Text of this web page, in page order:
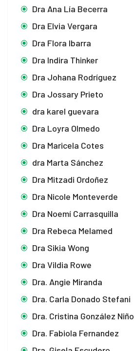
Dra Ana Lía Becerra
Dra Elvia Vergara
Dra Flora Ibarra
Dra Indira Thinker
Dra Johana Rodríguez
Dra Jossary Prieto
dra karel guevara
Dra Loyra Olmedo
Dra Maricela Cotes
dra Marta Sánchez
Dra Mitzadi Ordoñez
Dra Nicole Monteverde
Dra Noemí Carrasquilla
Dra Rebeca Melamed
Dra Sikia Wong
Dra Vildia Rowe
Dra. Angie Miranda
Dra. Carla Donado Stefani
Dra. Cristina González Niño
Dra. Fabiola Fernandez